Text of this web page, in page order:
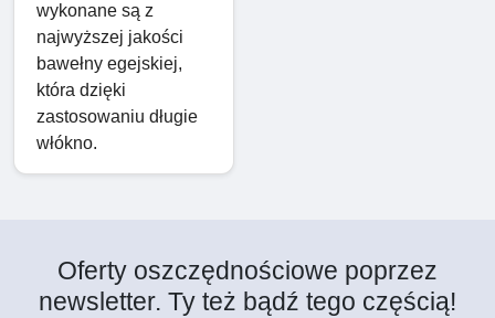
wykonane są z
najwyższej jakości
bawełny egejskiej,
która dzięki
zastosowaniu długie
włókno.
Oferty oszczędnościowe poprzez
newsletter. Ty też bądź tego częścią!